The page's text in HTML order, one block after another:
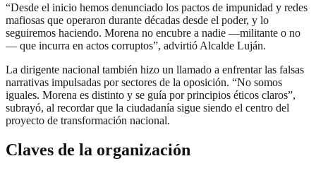
“Desde el inicio hemos denunciado los pactos de impunidad y redes
mafiosas que operaron durante décadas desde el poder, y lo
seguiremos haciendo. Morena no encubre a nadie —militante o no
— que incurra en actos corruptos”, advirtió Alcalde Luján.
La dirigente nacional también hizo un llamado a enfrentar las falsas
narrativas impulsadas por sectores de la oposición. “No somos
iguales. Morena es distinto y se guía por principios éticos claros”,
subrayó, al recordar que la ciudadanía sigue siendo el centro del
proyecto de transformación nacional.
Claves de la organización